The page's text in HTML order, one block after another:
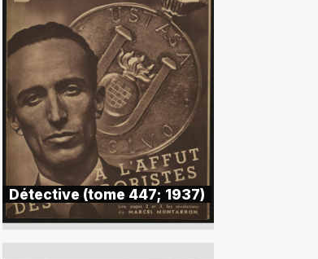
Détective (tome 447; 1937)